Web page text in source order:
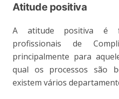
Atitude positiva
A atitude positiva é
profissionais de
principalmente para
qual os processos são
existem vários